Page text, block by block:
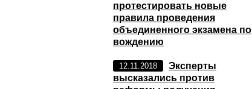
протестировать новые
правила проведения
объединенного экзамена по
вождению
12.11.2018
Эксперты
высказались против